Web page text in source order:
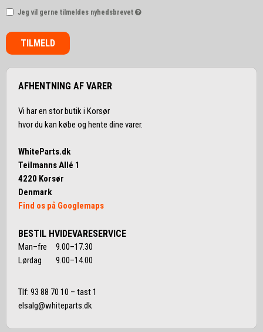
Jeg vil gerne tilmeldes nyhedsbrevet
TILMELD
AFHENTNING AF VARER
Vi har en stor butik i Korsør
hvor du kan købe og hente dine varer.
WhiteParts.dk
Teilmanns Allé 1
4220 Korsør
Denmark
Find os på Googlemaps
BESTIL HVIDEVARESERVICE
Man–fre 9.00–17.30
Lørdag 9.00–14.00
Tlf: 93 88 70 10 – tast 1
elsalg@whiteparts.dk